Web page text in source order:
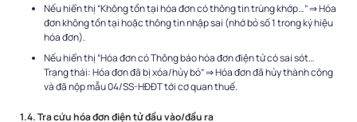
Nếu hiển thị “Không tồn tại hóa đơn có thông tin trùng khớp…” ⇒ Hóa
đơn không tồn tại hoặc thông tin nhập sai (nhớ bỏ số 1 trong ký hiệu
hóa đơn).
Nếu hiển thị “Hóa đơn có Thông báo hóa đơn điện tử có sai sót…
Trạng thái: Hóa đơn đã bị xóa/hủy bỏ” ⇒ Hóa đơn đã hủy thành công
và đã nộp mẫu 04/SS-HĐĐT tới cơ quan thuế.
1.4. Tra cứu hóa đơn điện tử đầu vào/đầu ra